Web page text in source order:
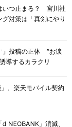
いつ止まる？ 宮川社
対策は「真剣にやり
」投稿の正体 “お涙
導するカラクリ
、楽天モバイル契約
NEOBANK」消滅、